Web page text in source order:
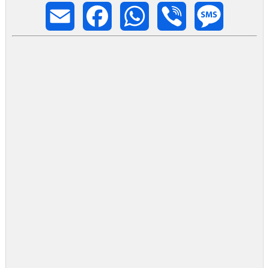
Email
Facebook WhatsApp Viber